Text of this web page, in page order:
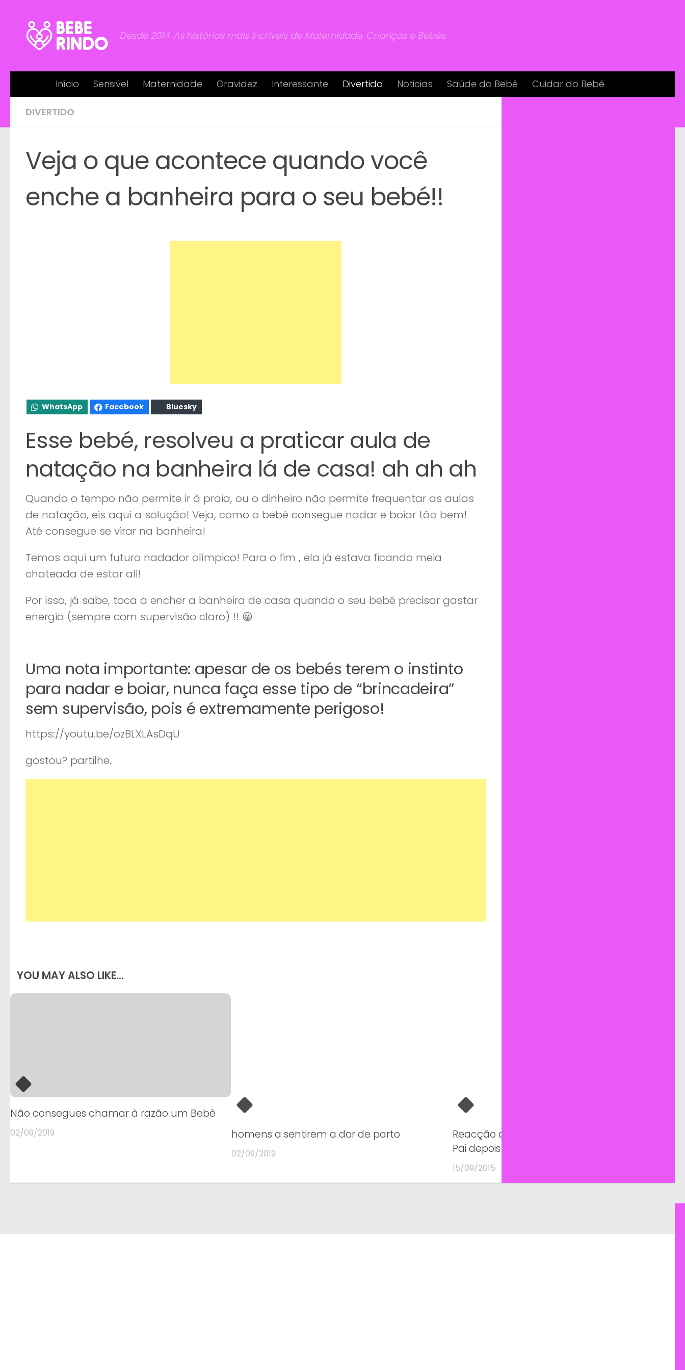
Desde 2014. As histórias mais incríveis de Maternidade, Crianças e Bebés.
Início Sensivel Maternidade Gravidez Interessante Divertido Noticias Saúde do Bebé Cuidar do Bebé
DIVERTIDO
Veja o que acontece quando você
enche a banheira para o seu bebé!!
WhatsApp Facebook Bluesky
Esse bebé, resolveu a praticar aula de
natação na banheira lá de casa! ah ah ah
Quando o tempo não permite ir à praia, ou o dinheiro não permite frequentar as aulas
de natação, eis aqui a solução! Veja, como o bebé consegue nadar e boiar tão bem!
Até consegue se virar na banheira!
Temos aqui um futuro nadador olímpico! Para o fim , ela já estava ficando meia
chateada de estar ali!
Por isso, já sabe, toca a encher a banheira de casa quando o seu bebé precisar gastar
energia (sempre com supervisão claro) !! 😀
Uma nota importante: apesar de os bebés terem o instinto
para nadar e boiar, nunca faça esse tipo de “brincadeira”
sem supervisão, pois é extremamente perigoso!
https://youtu.be/ozBLXLAsDqU
gostou? partilhe.
YOU MAY ALSO LIKE...
Não consegues chamar à razão um Bebê
02/09/2019 homens a sentirem a dor de parto
02/09/2019
Reacção de menina no reencontro com o
Pai depois do 1º dia de infantário
15/09/2015